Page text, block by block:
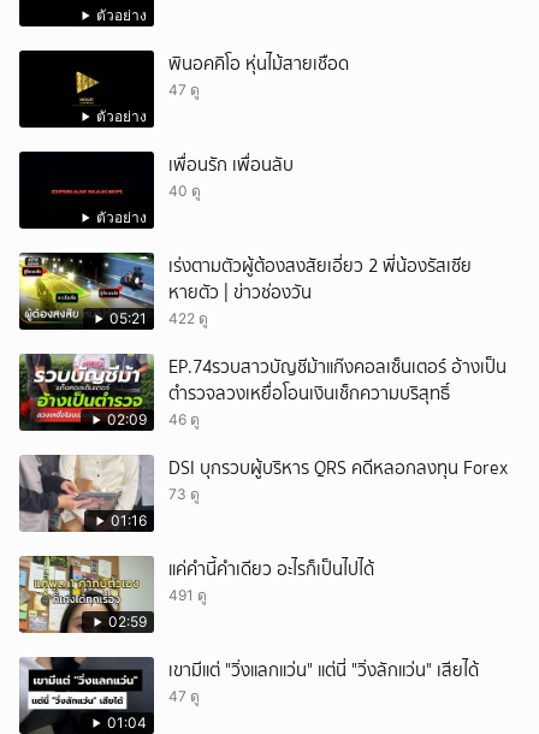
ตัวอย่าง
ตัวอย่าง
พินอคคิโอ หุ่นไม้สายเชือด
47 ดู
ตัวอย่าง
เพื่อนรัก เพื่อนลับ
40 ดู
05:21
เร่งตามตัวผู้ต้องสงสัยเอี่ยว 2 พี่น้องรัสเซีย
หายตัว | ข่าวช่องวัน
422 ดู
02:09
EP.74รวบสาวบัญชีม้าแก๊งคอลเซ็นเตอร์ อ้างเป็น
ตำรวจลวงเหยื่อโอนเงินเช็กความบริสุทธิ์
46 ดู
01:16
DSI บุกรวบผู้บริหาร QRS คดีหลอกลงทุน Forex
73 ดู
02:59
แค่คำนี้คำเดียว อะไรก็เป็นไปได้
491 ดู
01:04
เขามีแต่ "วิ่งแลกแว่น" แต่นี่ "วิ่งลักแว่น" เสียได้
47 ดู